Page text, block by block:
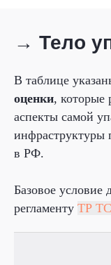
→ Тело
В таблице
оценки, которые
аспекты самой
инфраструктуры
в РФ.
Базовое условие
регламенту ТР ТС